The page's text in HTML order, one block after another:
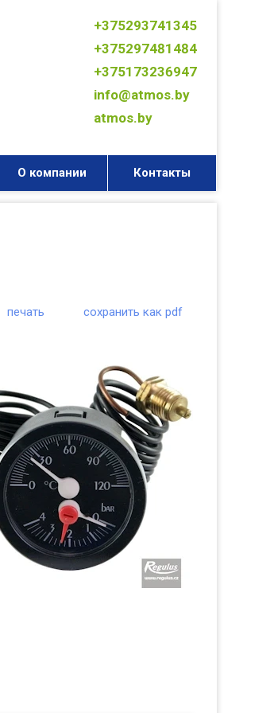
+375293741345
+375297481484
+375173236947
info@atmos.by
atmos.by
О компании Контакты
печать сохранить как pdf